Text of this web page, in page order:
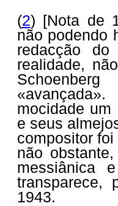
(2) [Nota de
não podendo
redacção
realidade,
mocidade
e seus
compositor
não
messiânica
transparece,
1943.